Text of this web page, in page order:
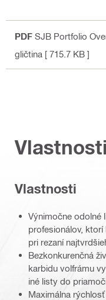
PDF SJB Portfolio
gličtina [ 715.7 KB ]
Vlastnosti
Výnimočne odolné
profesionálov,
pri rezaní
Bezkonkurenčná
karbidu volfrámu
iné listy do
Maximálna